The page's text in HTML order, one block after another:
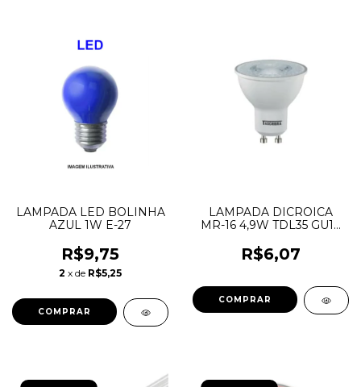
LAMPADA LED BOLINHA
AZUL 1W E-27
R$9,75
2 x de R$5,25
LAMPADA DICROICA
MR-16 4,9W TDL35 GU10
TASCHIBRA
R$6,07